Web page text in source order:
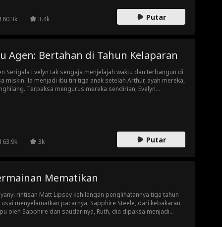
180.3k 3.4k Putar
Agen: Bertahan di Tahun Kelaparan
Serigala Evelyn tak sengaja menjelajah waktu dan terbangun di
miskin. Ia menjadi ibu tiri tiga anak setelah Arthur, ayah mereka,
Terpaksa mengurus mereka sendirian, Evelyn
dan anak-anaknya akan bertahan hidup?
163.9k
3k Putar
Mematikan
rintisan Matt Lipsey kehilangan penglihatannya tiga tahun
usai menyelamatkan pacarnya, Sapphire Steele, dari kebakaran.
oleh Sapphire dan saudarinya, Ruth, dia dipaksa menjadi